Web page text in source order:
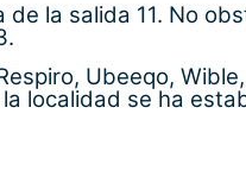
la salida 11. No
Ubeeqo,
localidad se ha